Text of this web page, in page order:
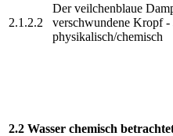
2.1.2.2
Der veilchenblaue
verschwundene Kropf -
physikalisch/chemisch
2.2 Wasser chemisch